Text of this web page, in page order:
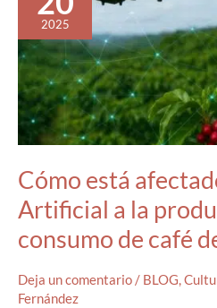
2025
Cómo está
Artificial a la
consumo de café
Deja un comentario / BLOG,
Fernández